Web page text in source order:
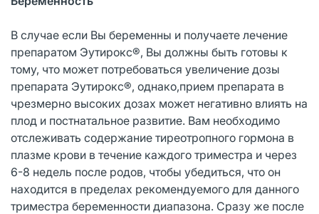
В случае если Вы беременны и получаете лечение
препаратом Эутирокс®, Вы должны быть готовы к
тому, что может потребоваться увеличение дозы
препарата Эутирокс®, однако,прием препарата в
чрезмерно высоких дозах может негативно влиять на
плод и постнатальное развитие. Вам необходимо
отслеживать содержание тиреотропного гормона в
плазме крови в течение каждого триместра и через
6-8 недель после родов, чтобы убедиться, что он
находится в пределах рекомендуемого для данного
триместра беременности диапазона. Сразу же после